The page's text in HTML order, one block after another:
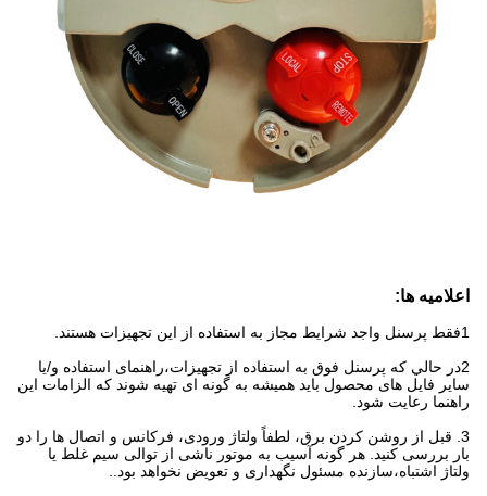
اعلامیه ها:
2در حالي که پرسنل فوق به استفاده از تجهیزات،راهنمای استفاده و/یا
سایر فایل های محصول باید همیشه به گونه ای تهیه شوند که الزامات این
راهنما رعایت شود.
3. قبل از روشن کردن برق، لطفاً ولتاژ ورودی، فرکانس و اتصال ها را دو
بار بررسی کنید. هر گونه آسیب به موتور ناشی از توالی سیم غلط یا
ولتاژ اشتباه،سازنده مسئول نگهداری و تعویض نخواهد بود..